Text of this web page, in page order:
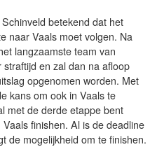
betekend dat het
naar Vaals moet volgen. Na
langzaamste team van
en zal dan na afloop
opgenomen worden. Met
kans om ook in Vaals te
met de derde etappe bent
finishen. Al is de deadline
de mogelijkheid om te finishen.